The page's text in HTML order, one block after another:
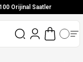
Orijinal Saatler